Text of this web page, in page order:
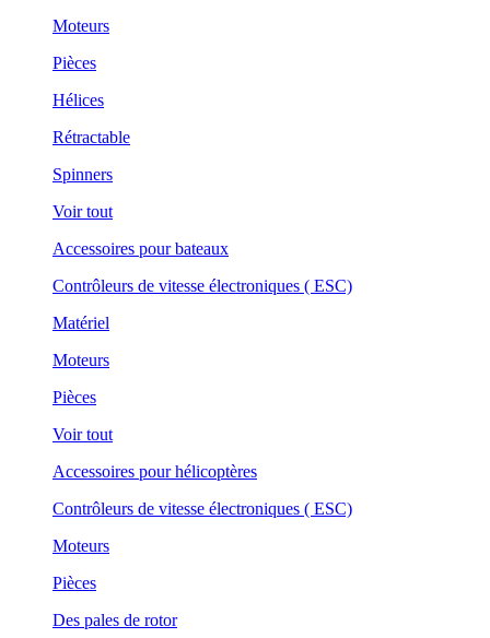
Moteurs
Pièces
Hélices
Rétractable
Spinners
Voir tout
Accessoires pour bateaux
Contrôleurs de vitesse électroniques ( ESC)
Matériel
Moteurs
Pièces
Voir tout
Accessoires pour hélicoptères
Contrôleurs de vitesse électroniques ( ESC)
Moteurs
Pièces
Des pales de rotor